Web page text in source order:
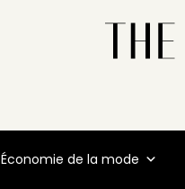
Économie de la mode